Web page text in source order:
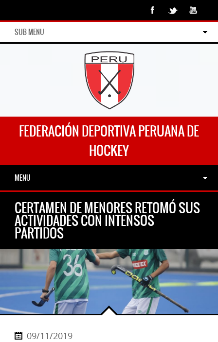
SUB MENU
FEDERACIÓN DEPORTIVA PERUANA DE
HOCKEY
MENU
CERTAMEN DE MENORES RETOMÓ SUS
ACTIVIDADES CON INTENSOS
PARTIDOS
09/11/2019